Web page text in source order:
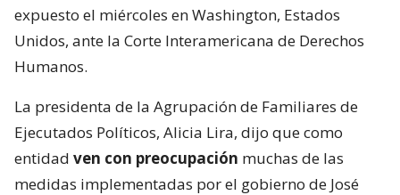
expuesto el miércoles en Washington, Estados
Unidos, ante la Corte Interamericana de Derechos
Humanos.
La presidenta de la Agrupación de Familiares de
Ejecutados Políticos, Alicia Lira, dijo que como
entidad ven con preocupación muchas de las
medidas implementadas por el gobierno de José